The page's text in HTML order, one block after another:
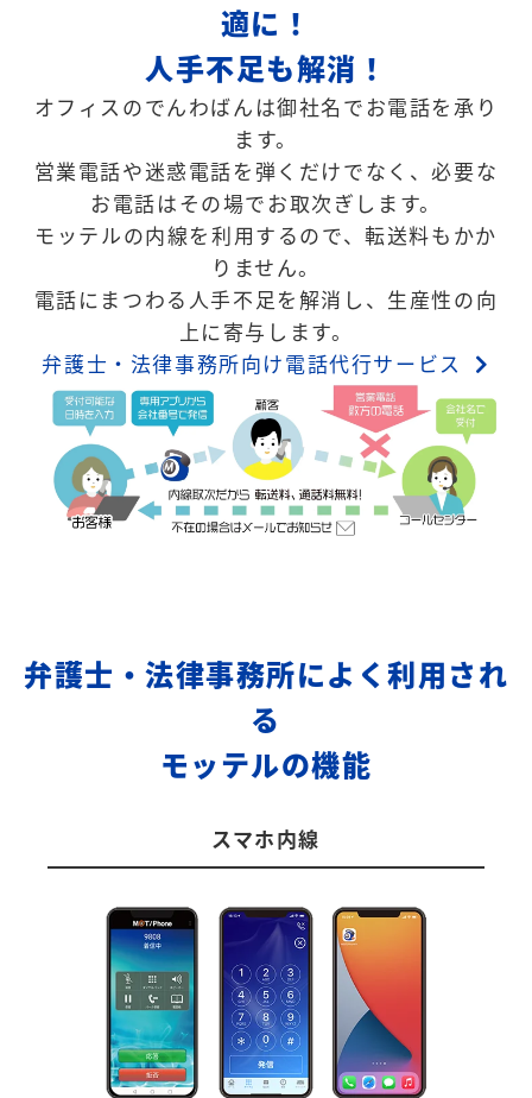
適に！
人手不足も解消！
オフィスのでんわばんは御社名でお電話を承り
ます。
営業電話や迷惑電話を弾くだけでなく、必要な
お電話はその場でお取次ぎします。
モッテルの内線を利用するので、転送料もかか
りません。
電話にまつわる人手不足を解消し、生産性の向
上に寄与します。
弁護士・法律事務所向け電話代行サービス
弁護士・法律事務所によく利用され
る
モッテルの機能
スマホ内線